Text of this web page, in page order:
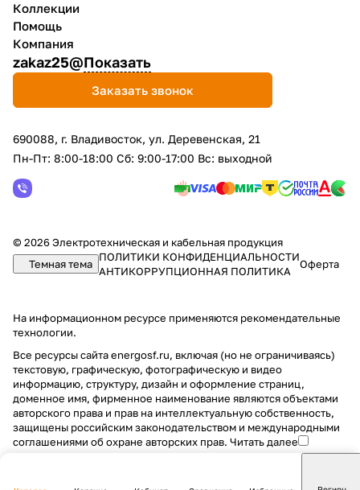
Коллекции
Помощь
Компания
zakaz25@Показать
Заказать звонок
690088, г. Владивосток, yл. Деревенская, 21
Пн-Пт: 8:00-18:00 Сб: 9:00-17:00 Вс: выходной
© 2026 Электротехническая и кабельная продукция
Темная тема
ПОЛИТИКИ КОНФИДЕНЦИАЛЬНОСТИ
АНТИКОРРУПЦИОННАЯ ПОЛИТИКА
Оферта
На информационном ресурсе применяются рекомендательные
технологии.
Все ресурсы сайта energosf.ru, включая (но не ограничиваясь)
текстовую, графическую, фотографическую и видео
информацию, структуру, дизайн и оформление страниц,
доменное имя, фирменное наименование являются объектами
авторского права и прав на интеллектуальную собственность,
защищены российским законодательством и международными
соглашениями об охране авторских прав. Читать далее